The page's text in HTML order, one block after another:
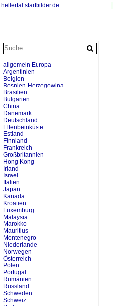
hellertal.startbilder.de
allgemein Europa
Argentinien
Belgien
Bosnien-Herzegowina
Brasilien
Bulgarien
China
Dänemark
Deutschland
Elfenbeinküste
Estland
Finnland
Frankreich
Großbritannien
Hong Kong
Irland
Israel
Italien
Japan
Kanada
Kroatien
Luxemburg
Malaysia
Marokko
Mauritius
Montenegro
Niederlande
Norwegen
Österreich
Polen
Portugal
Rumänien
Russland
Schweden
Schweiz